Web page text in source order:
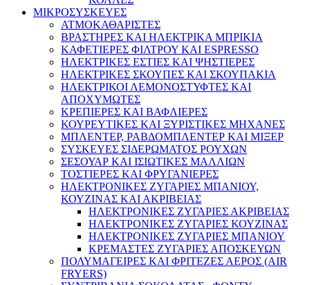
ΜΙΚΡΟΣΥΣΚΕΥΕΣ
ΑΤΜΟΚΑΘΑΡΙΣΤΕΣ
ΒΡΑΣΤΗΡΕΣ ΚΑΙ ΗΛΕΚΤΡΙΚΑ ΜΠΡΙΚΙΑ
ΚΑΦΕΤΙΕΡΕΣ ΦΙΛΤΡΟΥ ΚΑΙ ESPRESSO
ΗΛΕΚΤΡΙΚΕΣ ΕΣΤΙΕΣ ΚΑΙ ΨΗΣΤΙΕΡΕΣ
ΗΛΕΚΤΡΙΚΕΣ ΣΚΟΥΠΕΣ ΚΑΙ ΣΚΟΥΠΑΚΙΑ
ΗΛΕΚΤΡΙΚΟΙ ΛΕΜΟΝΟΣΤΥΦΤΕΣ ΚΑΙ
ΑΠΟΧΥΜΩΤΕΣ
ΚΡΕΠΙΕΡΕΣ ΚΑΙ ΒΑΦΛΙΕΡΕΣ
ΚΟΥΡΕΥΤΙΚΕΣ ΚΑΙ ΞΥΡΙΣΤΙΚΕΣ ΜΗΧΑΝΕΣ
ΜΠΛΕΝΤΕΡ, ΡΑΒΔΟΜΠΛΕΝΤΕΡ ΚΑΙ ΜΙΞΕΡ
ΣΥΣΚΕΥΕΣ ΣΙΔΕΡΩΜΑΤΟΣ ΡΟΥΧΩΝ
ΣΕΣΟΥΑΡ ΚΑΙ ΙΣΙΩΤΙΚΕΣ ΜΑΛΛΙΩΝ
ΤΟΣΤΙΕΡΕΣ ΚΑΙ ΦΡΥΓΑΝΙΕΡΕΣ
ΗΛΕΚΤΡΟΝΙΚΕΣ ΖΥΓΑΡΙΕΣ ΜΠΑΝΙΟΥ,
ΚΟΥΖΙΝΑΣ ΚΑΙ ΑΚΡΙΒΕΙΑΣ
ΗΛΕΚΤΡΟΝΙΚΕΣ ΖΥΓΑΡΙΕΣ ΑΚΡΙΒΕΙΑΣ
ΗΛΕΚΤΡΟΝΙΚΕΣ ΖΥΓΑΡΙΕΣ ΚΟΥΖΙΝΑΣ
ΗΛΕΚΤΡΟΝΙΚΕΣ ΖΥΓΑΡΙΕΣ ΜΠΑΝΙΟΥ
ΚΡΕΜΑΣΤΕΣ ΖΥΓΑΡΙΕΣ ΑΠΟΣΚΕΥΩΝ
ΠΟΛΥΜΑΓΕΙΡΕΣ ΚΑΙ ΦΡΙΤΕΖΕΣ ΑΕΡΟΣ (AIR
FRYERS)